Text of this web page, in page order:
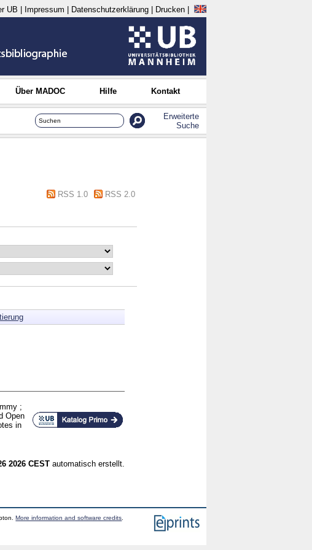
UB Impressum Datenschutzerklärung Drucken
Über MADOC Hilfe Kontakt
Erweiterte
Suche
RSS 1.0
RSS 2.0
;
Open
in
2026 CEST automatisch erstellt.
More information and software credits